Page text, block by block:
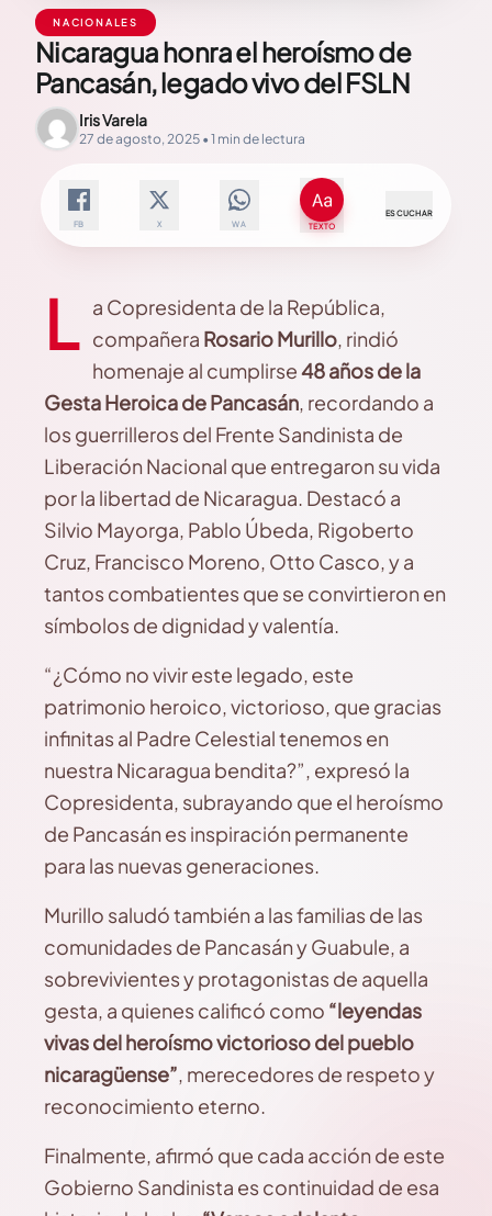
NACIONALES
Nicaragua honra el heroísmo de
Pancasán, legado vivo del FSLN
Iris Varela
27 de agosto, 2025 • 1 min de lectura
FB X WA TEXTO
ESCUCHAR
L a Copresidenta de la República,
compañera Rosario Murillo, rindió
homenaje al cumplirse48 años de la
Gesta Heroica de Pancasán, recordando a
los guerrilleros del Frente Sandinista de
Liberación Nacional que entregaron su vida
por la libertad de Nicaragua. Destacó a
Silvio Mayorga, Pablo Úbeda, Rigoberto
Cruz, Francisco Moreno, Otto Casco, y a
tantos combatientes que se convirtieron en
símbolos de dignidad y valentía.
“¿Cómo no vivir este legado, este
patrimonio heroico, victorioso, que gracias
infinitas al Padre Celestial tenemos en
nuestra Nicaragua bendita?”, expresó la
Copresidenta, subrayando que el heroísmo
de Pancasán es inspiración permanente
para las nuevas generaciones.
Murillo saludó también a las familias de las
comunidades de Pancasán y Guabule, a
sobrevivientes y protagonistas de aquella
gesta, a quienes calificó como “leyendas
vivas del heroísmo victorioso del pueblo
nicaragüense”, merecedores de respeto y
reconocimiento eterno.
Finalmente, afirmó que cada acción de este
Gobierno Sandinista es continuidad de esa